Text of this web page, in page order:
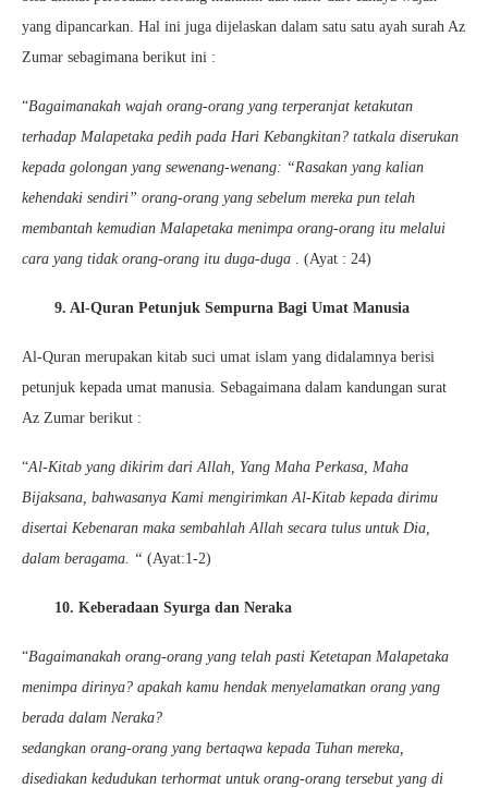
yang dipancarkan. Hal ini juga dijelaskan dalam satu satu ayah surah Az
Zumar sebagimana berikut ini :
“Bagaimanakah wajah orang-orang yang terperanjat ketakutan
terhadap Malapetaka pedih pada Hari Kebangkitan? tatkala diserukan
kepada golongan yang sewenang-wenang: “Rasakan yang kalian
kehendaki sendiri” orang-orang yang sebelum mereka pun telah
membantah kemudian Malapetaka menimpa orang-orang itu melalui
cara yang tidak orang-orang itu duga-duga . (Ayat : 24)
9. Al-Quran Petunjuk Sempurna Bagi Umat Manusia
Al-Quran merupakan kitab suci umat islam yang didalamnya berisi
petunjuk kepada umat manusia. Sebagaimana dalam kandungan surat
Az Zumar berikut :
“Al-Kitab yang dikirim dari Allah, Yang Maha Perkasa, Maha
Bijaksana, bahwasanya Kami mengirimkan Al-Kitab kepada dirimu
disertai Kebenaran maka sembahlah Allah secara tulus untuk Dia,
dalam beragama. “ (Ayat:1-2)
10. Keberadaan Syurga dan Neraka
“Bagaimanakah orang-orang yang telah pasti Ketetapan Malapetaka
menimpa dirinya? apakah kamu hendak menyelamatkan orang yang
berada dalam Neraka?
sedangkan orang-orang yang bertaqwa kepada Tuhan mereka,
disediakan kedudukan terhormat untuk orang-orang tersebut yang di